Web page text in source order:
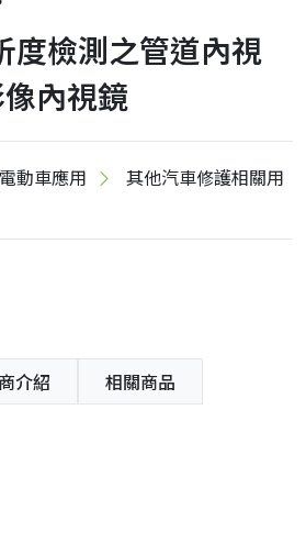
度檢測之管道內視
內視鏡
動車應用
其他汽車修護相關用
介紹 相關商品